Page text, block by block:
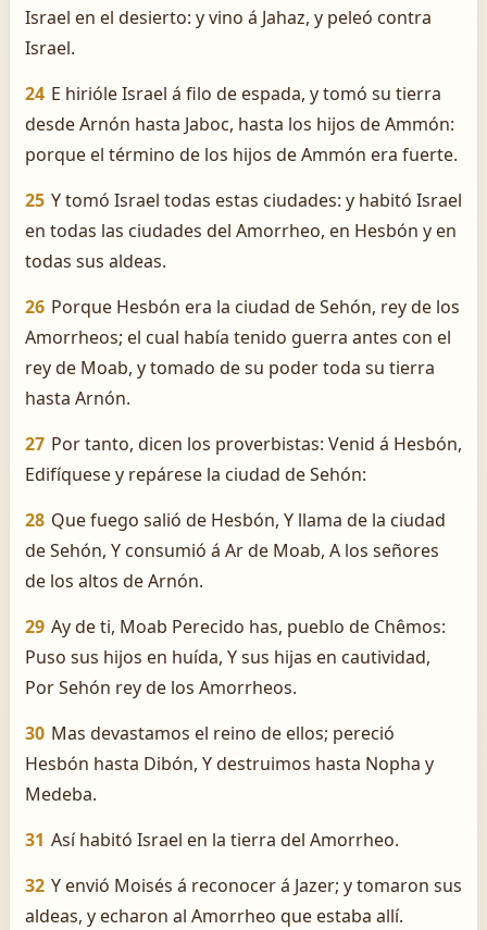
Israel en el desierto: y vino á Jahaz, y peleó contra
Israel.
24 E hirióle Israel á filo de espada, y tomó su tierra
desde Arnón hasta Jaboc, hasta los hijos de Ammón:
porque el término de los hijos de Ammón era fuerte.
25 Y tomó Israel todas estas ciudades: y habitó Israel
en todas las ciudades del Amorrheo, en Hesbón y en
todas sus aldeas.
26 Porque Hesbón era la ciudad de Sehón, rey de los
Amorrheos; el cual había tenido guerra antes con el
rey de Moab, y tomado de su poder toda su tierra
hasta Arnón.
27 Por tanto, dicen los proverbistas: Venid á Hesbón,
Edifíquese y repárese la ciudad de Sehón:
28 Que fuego salió de Hesbón, Y llama de la ciudad
de Sehón, Y consumió á Ar de Moab, A los señores
de los altos de Arnón.
29 Ay de ti, Moab­ Perecido has, pueblo de Chêmos:
Puso sus hijos en huída, Y sus hijas en cautividad,
Por Sehón rey de los Amorrheos.
30 Mas devastamos el reino de ellos; pereció
Hesbón hasta Dibón, Y destruimos hasta Nopha y
Medeba.
31 Así habitó Israel en la tierra del Amorrheo.
32 Y envió Moisés á reconocer á Jazer; y tomaron sus
aldeas, y echaron al Amorrheo que estaba allí.